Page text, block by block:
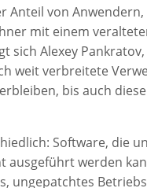
Anteil von
mit einem
sich Alexey
weit verbreitete
bis auch
Software, die
ausgeführt werden
ungepatchtes